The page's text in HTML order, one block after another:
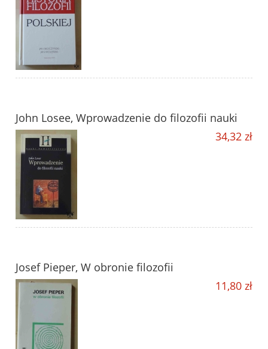
John Losee, Wprowadzenie do filozofii nauki
34,32 zł
Josef Pieper, W obronie filozofii
11,80 zł